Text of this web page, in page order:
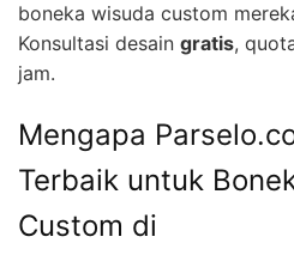
boneka wisuda custom
Konsultasi desain gratis,
jam.
Mengapa
Terbaik untuk
Custom di